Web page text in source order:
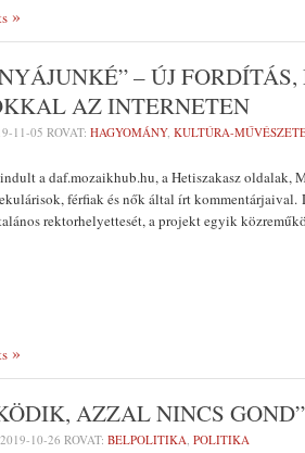
– ÚJ
AZ INTERNETEN
11-05 ROVAT: HAGYOMÁNY, KULTÚRA-
a daf.mozaikhub.hu, a Hetiszakasz oldalak,
férfiak és nők által írt kommentárjaival.
rektorhelyettesét, a projekt egyik
AZZAL NINCS GOND”
2019-10-26 ROVAT: BELPOLITIKA, POLITIKA